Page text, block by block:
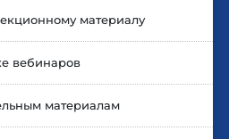
материалу
вебинаров
материалам